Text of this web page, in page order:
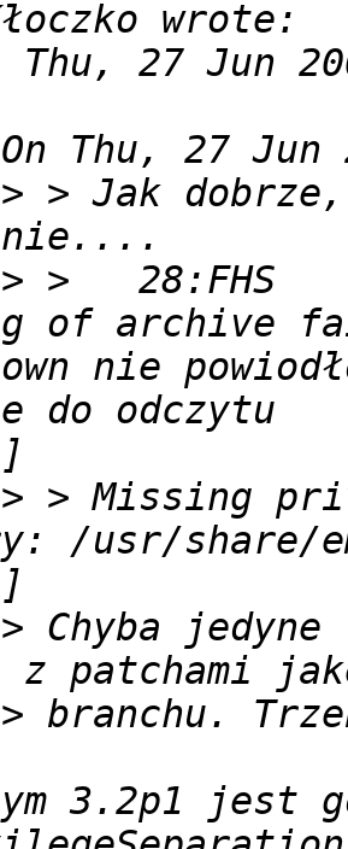
> Jak
> >
of archive
nie
> Missing
Chyba
3.2p1 jest